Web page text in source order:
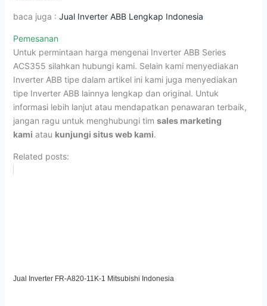
baca juga : Jual Inverter ABB Lengkap Indonesia
Pemesanan
Untuk permintaan harga mengenai Inverter ABB Series
ACS355 silahkan hubungi kami. Selain kami menyediakan
Inverter ABB tipe dalam artikel ini kami juga menyediakan
tipe Inverter ABB lainnya lengkap dan original. Untuk
informasi lebih lanjut atau mendapatkan penawaran terbaik,
jangan ragu untuk menghubungi tim sales marketing
kami atau kunjungi situs web kami.
Related posts:
Jual Inverter FR-A820-11K-1 Mitsubishi Indonesia